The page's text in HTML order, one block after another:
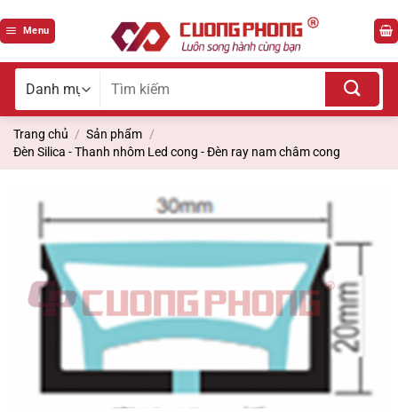
qua
Menu
Tìm
Trang chủ / Sản phẩm /
Đèn Silica - Thanh nhôm Led cong - Đèn ray nam châm cong